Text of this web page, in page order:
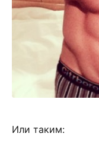
Или таким: